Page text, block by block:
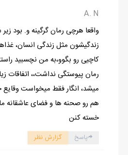
کفشت رو درمیاری دختر! یکم دیگه
رو واسه خانم گفتیم. بعد از توضیح ما،
و باطعنه گفت:
_انتظاردارین از شما گداگشنه ها چیز
زد. معلوم بود رلش ولش کرده و می
کنه و کی بهتر از ما؟ منم متقابلا پوزخند
_ماهم چیزی به جن*ده ها نمی فروشیم
_ خفه شو دختره ی گدا تو کی باشی به
_ گلم من نفسم نفس حتما چیزی ازت
A. N
واقعا هرچی رمان گرگینه و. بود
زندگیشون مثل زندگی انسان،
کاچیی رو بگوو،به من نچسبید
رمان پیوستگی نداشت،، اتفاقات
میشد، انگار فقط میخواست
هم رو صحنه ها و فضای عاشقانه
خسته کنن
پاسخ گزارش نظر